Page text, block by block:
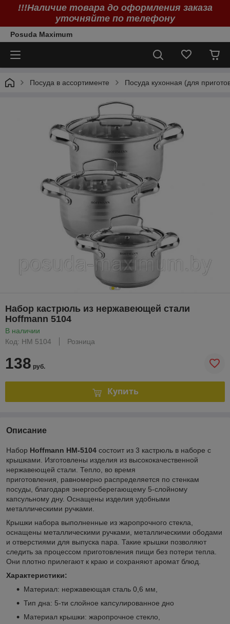
!!!Наличие товара до оформления заказа
уточняйте по телефону
Posuda Maximum
Посуда в ассортименте Посуда кухонная (для
Набор кастрюль из нержавеющей стали
Hoffmann 5104
В наличии
Код: HM 5104
Розница
138 руб.
Купить
Описание
Набор Hoffmann HM-5104 состоит из 3 кастрюль в наборе с
крышками. Изготовлены изделия из высококачественной
нержавеющей стали. Тепло, во время
приготовления, равномерно распределяется по стенкам
посуды, благодаря энергосберегающему 5-слойному
капсульному дну. Оснащены изделия удобными
металлическими ручками.
Крышки набора выполненные из жаропрочного стекла,
оснащены металлическими ручками, металлическими ободами
и отверстиями для выпуска пара. Такие крышки позволяют
следить за процессом приготовления пищи без потери тепла.
Они плотно прилегают к краю и сохраняют аромат блюд.
Характеристики:
Материал: нержавеющая сталь 0,6 мм,
Тип дна: 5-ти слойное капсулированное дно
Материал крышки: жаропрочное стекло,